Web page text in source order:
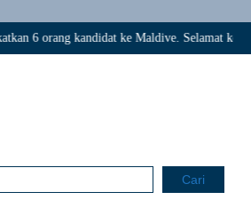
ke Maldive. Selamat kepada : Rivaldi,
Cari